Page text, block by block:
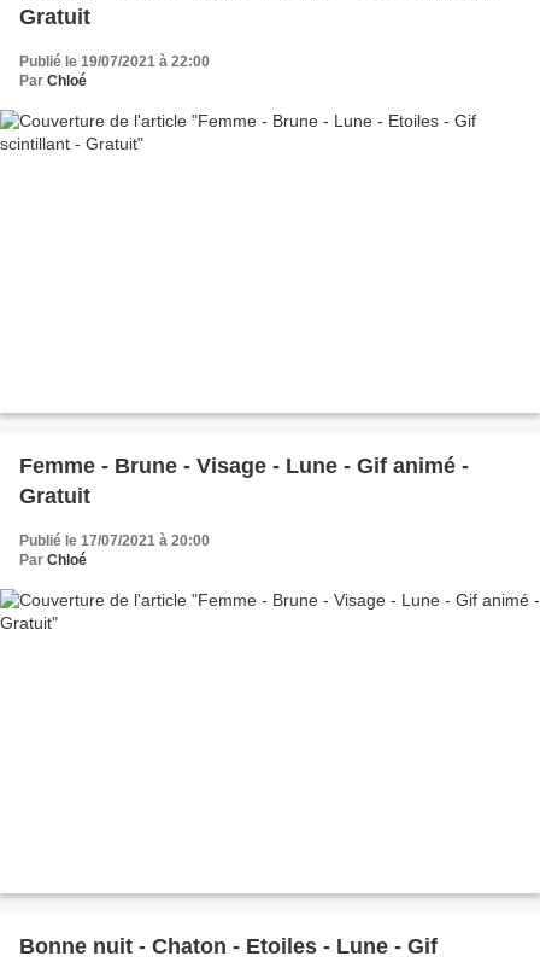
Gratuit
Publié le 19/07/2021 à 22:00
Par Chloé
Femme - Brune - Visage - Lune - Gif animé -
Gratuit
Publié le 17/07/2021 à 20:00
Par Chloé
Bonne nuit - Chaton - Etoiles - Lune - Gif